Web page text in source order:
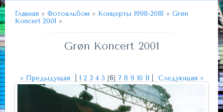
Главная » Фотоальбом » Концерты 1998-2018 » Grøn
Koncert 2001 »
Grøn Koncert 2001
« Предыдущая 1 2 3 4 5 [6] 7 8 9 10 11 Следующая »